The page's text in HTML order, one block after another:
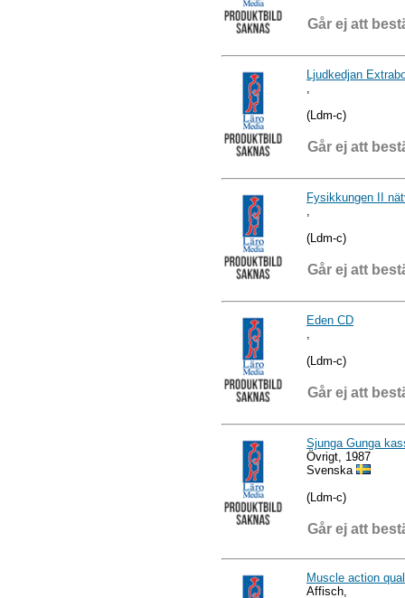
Går ej att
Ljudkedjan
(Ldm-c)
Går ej att
Fysikkungen II
(Ldm-c)
Går ej att
Eden CD
(Ldm-c)
Går ej att
Sjunga Gunga
Övrigt, 1987
Svenska
(Ldm-c)
Går ej att
Muscle action
Affisch,